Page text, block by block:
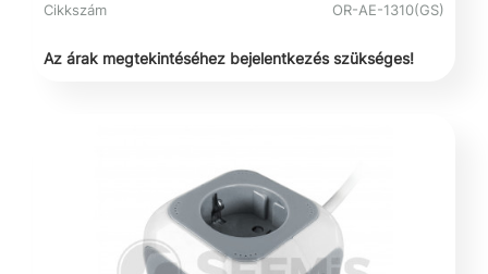
Cikkszám OR-AE-1310(GS)
Az árak megtekintéséhez bejelentkezés szükséges!